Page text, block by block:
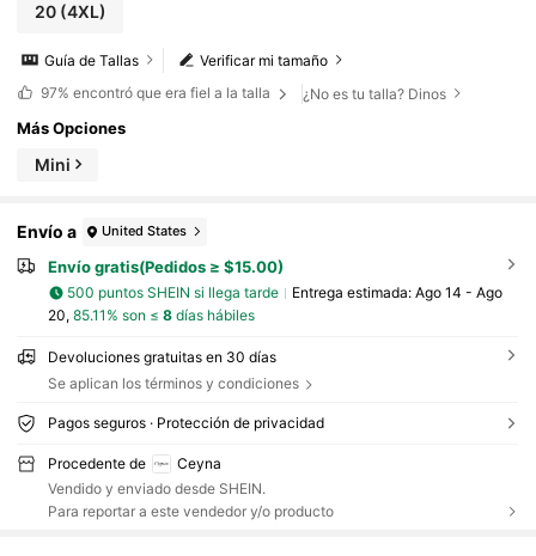
20(4XL)
Verificar mi tamaño
Guía de Tallas
97% encontró que era fiel a la talla ¿No es tu talla? Dinos
Más Opciones
Mini
Envío a United States
Envío gratis(Pedidos ≥ $15.00)
500 puntos SHEIN si llega tarde Entrega estimada: Ago 14 - Ago
20, 85.11% son ≤ 8días hábiles
Devoluciones gratuitas en 30 días
Se aplican los términos y condiciones
Pagos seguros · Protección de privacidad
Procedente de
Ceyna
Vendido y enviado desde SHEIN.
Para reportar a este vendedor y/o producto